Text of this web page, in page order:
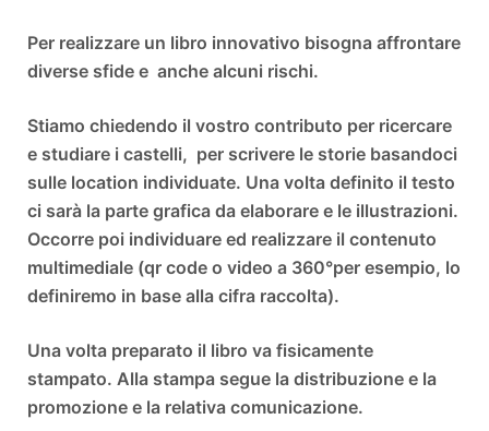
Per realizzare un libro innovativo bisogna affrontare
diverse sfide e anche alcuni rischi.
Stiamo chiedendo il vostro contributo per ricercare
e studiare i castelli, per scrivere le storie basandoci
sulle location individuate. Una volta definito il testo
ci sarà la parte grafica da elaborare e le illustrazioni.
Occorre poi individuare ed realizzare il contenuto
multimediale (qr code o video a 360°per esempio, lo
definiremo in base alla cifra raccolta).
Una volta preparato il libro va fisicamente
stampato. Alla stampa segue la distribuzione e la
promozione e la relativa comunicazione.